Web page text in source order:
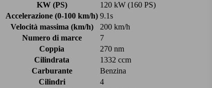
KW (PS)
120 kW (160 PS)
Accelerazione (0-100 km/h) 9.1s
Velocità massima (km/h)
200 km/h
Numero di marce
7
Coppia
270 nm
Cilindrata
1332 ccm
Carburante
Benzina
Cilindri
4